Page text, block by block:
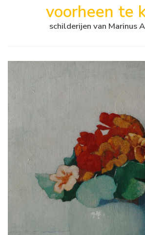
voorheen te
schilderijen van Marinus